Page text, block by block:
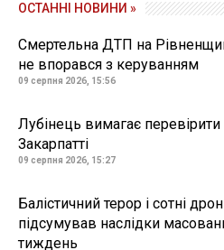
ОСТАННІ НОВИНИ »
Смертельна ДТП на
не впорався з керуванням
09 серпня 2026, 15:56
Лубінець вимагає
Закарпатті
09 серпня 2026, 15:27
Балістичний терор і сотні
підсумував наслідки
тиждень